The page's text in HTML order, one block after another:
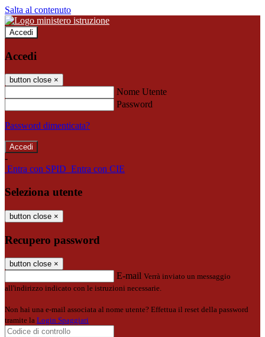
Salta al contenuto
Accedi
Accedi
button close ×
Nome Utente
Password
Password dimenticata?
-
Entra con SPID Entra con CIE
Seleziona utente
button close ×
Recupero password
button close ×
E-mail Verrà inviato un messaggio
all'indirizzo indicato con le istruzioni necessarie.
Non hai una e-mail associata al nome utente? Effettua il reset della password
tramite la Login Spaggiari